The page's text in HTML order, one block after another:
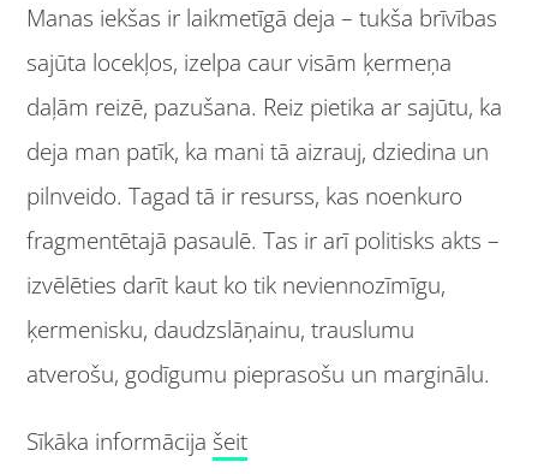
Manas iekšas ir laikmetīgā deja – tukša brīvības
sajūta locekļos, izelpa caur visām ķermeņa
daļām reizē, pazušana. Reiz pietika ar sajūtu, ka
deja man patīk, ka mani tā aizrauj, dziedina un
pilnveido. Tagad tā ir resurss, kas noenkuro
fragmentētajā pasaulē. Tas ir arī politisks akts –
izvēlēties darīt kaut ko tik neviennozīmīgu,
ķermenisku, daudzslāņainu, trauslumu
atverošu, godīgumu pieprasošu un marginālu.
Sīkāka informācija šeit